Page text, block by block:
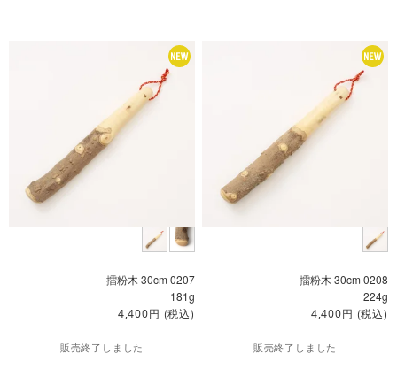
擂粉木 30cm 0207
181g
4,400円 (税込)
販売終了しました
擂粉木 30cm 0208
224g
4,400円 (税込)
販売終了しました